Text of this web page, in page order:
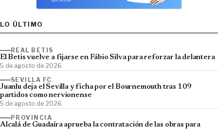
LO ÚLTIMO
REAL BETIS
El Betis vuelve a fijarse en Fábio Silva para reforzar la delantera
5 de agosto de 2026
SEVILLA FC
Juanlu deja el Sevilla y ficha por el Bournemouth tras 109
partidos como nervionense
5 de agosto de 2026
PROVINCIA
Alcalá de Guadaíra aprueba la contratación de las obras para